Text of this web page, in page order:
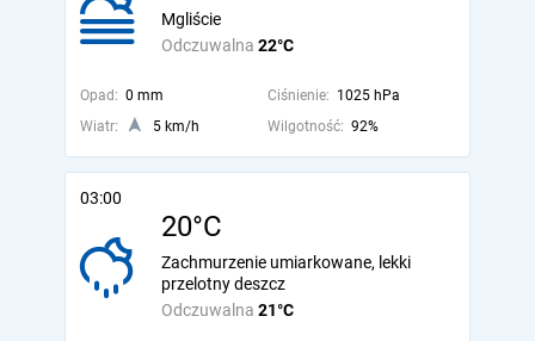
Odczuwalna 22°C
Mgliście
Opad: 0 mm Ciśnienie: 1025 hPa
Wiatr:
5 km/h Wilgotność: 92%
03:00
20°C
Odczuwalna 21°C
Zachmurzenie umiarkowane, lekki
przelotny deszcz